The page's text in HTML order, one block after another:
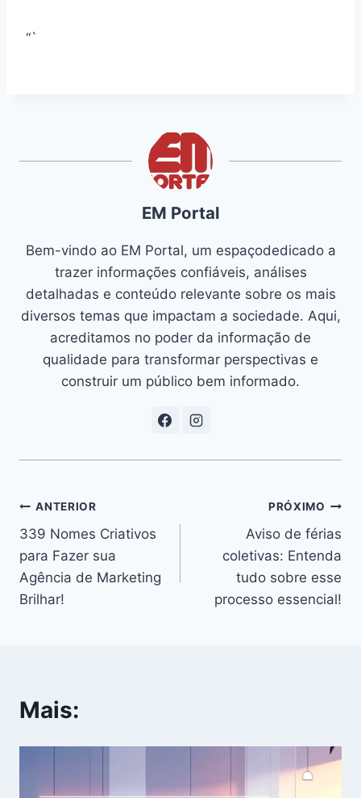
“`
EM Portal
Bem-vindo ao EM Portal, um espaçodedicado a
trazer informações confiáveis, análises
detalhadas e conteúdo relevante sobre os mais
diversos temas que impactam a sociedade. Aqui,
acreditamos no poder da informação de
qualidade para transformar perspectivas e
construir um público bem informado.
Navegação
de
Post
ANTERIOR
339 Nomes Criativos
para Fazer sua
Agência de Marketing
Brilhar!
PRÓXIMO
Aviso de férias
coletivas: Entenda
tudo sobre esse
processo essencial!
Mais: